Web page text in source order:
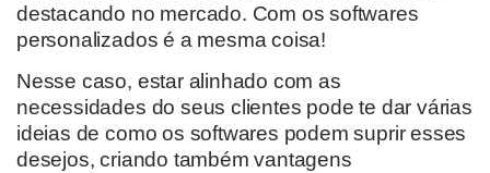
destacando no mercado. Com os softwares
personalizados é a mesma coisa!
Nesse caso, estar alinhado com as
necessidades do seus clientes pode te dar várias
ideias decomo os softwares podem suprir esses
desejos,criando também vantagens